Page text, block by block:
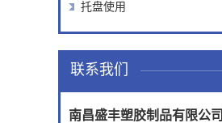
托盘使用
联系我们
南昌盛丰塑胶制品有限公司